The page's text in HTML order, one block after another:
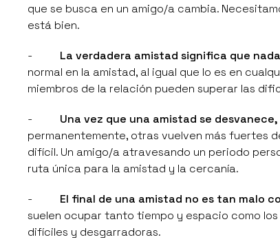
que se busca en un amigo/a cambia.
está bien.
- La verdadera amistad significa que
normal en la amistad, al igual que lo es en
miembros de la relación pueden superar las
- Una vez que una amistad se
permanentemente, otras vuelven más fuertes
difícil. Un amigo/a atravesando un periodo
ruta única para la amistad y la cercanía.
- El final de una amistad no es tan malo
suelen ocupar tanto tiempo y espacio como
difíciles y desgarradoras.